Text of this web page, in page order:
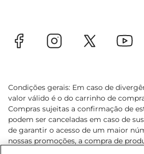
Condições gerais: Em caso de
valor válido é o do carrinho de
Compras sujeitas a confirmação de
podem ser canceladas em caso de
de garantir o acesso de um maior
nossas promoções, a compra de